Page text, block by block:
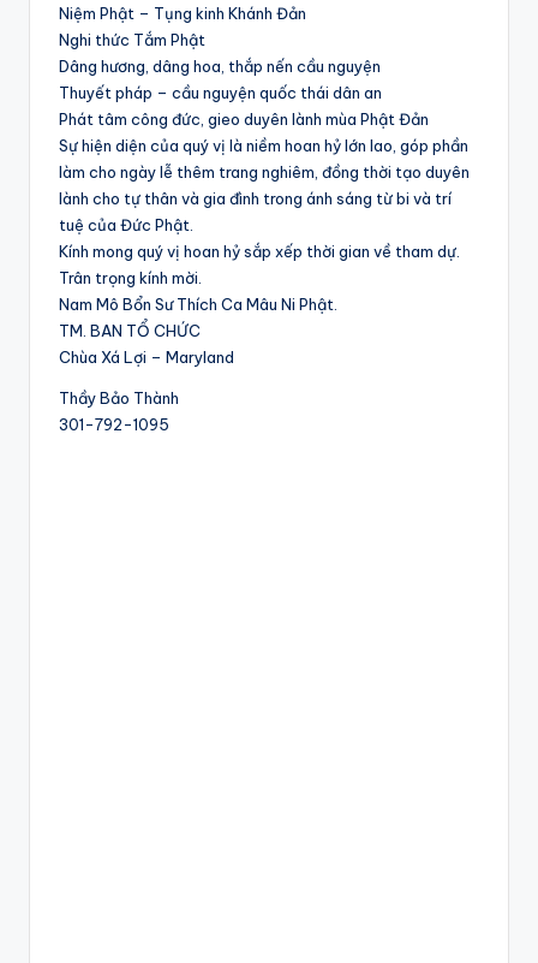
Niệm Phật – Tụng kinh Khánh Đản
Nghi thức Tắm Phật
Dâng hương, dâng hoa, thắp nến cầu nguyện
Thuyết pháp – cầu nguyện quốc thái dân an
Phát tâm công đức, gieo duyên lành mùa Phật Đản
Sự hiện diện của quý vị là niềm hoan hỷ lớn lao, góp phần
làm cho ngày lễ thêm trang nghiêm, đồng thời tạo duyên
lành cho tự thân và gia đình trong ánh sáng từ bi và trí
tuệ của Đức Phật.
Kính mong quý vị hoan hỷ sắp xếp thời gian về tham dự.
Trân trọng kính mời.
Nam Mô Bổn Sư Thích Ca Mâu Ni Phật.
TM. BAN TỔ CHỨC
Chùa Xá Lợi – Maryland
Thầy Bảo Thành
301-792-1095